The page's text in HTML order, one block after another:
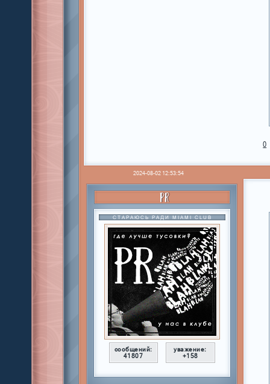
0
2024-08-02 12:53:54
PR
СТАРАЮСЬ РАДИ MIAMI CLUB
сообщений:
41807
уважение:
+158